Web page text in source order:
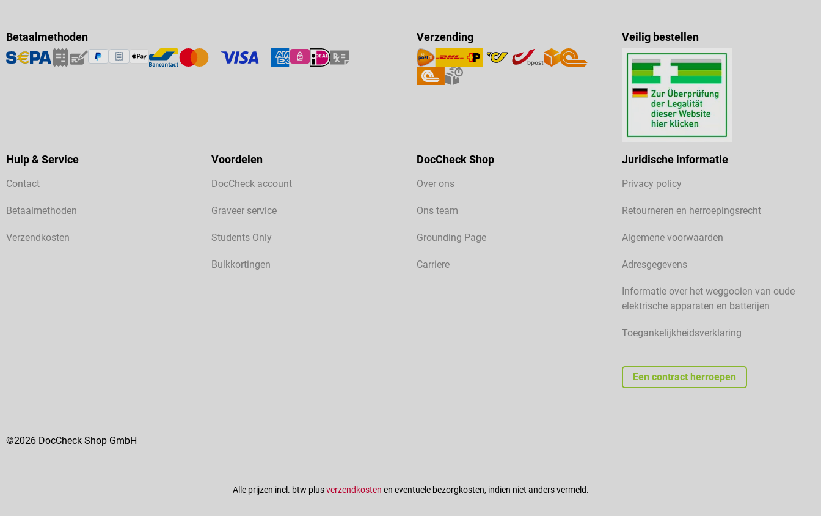
Betaalmethoden Verzending Veilig bestellen
Hulp & Service
Contact
Betaalmethoden
Verzendkosten
Voordelen
DocCheck account
Graveer service
Students Only
Bulkkortingen
DocCheck Shop
Over ons
Ons team
Grounding Page
Carriere
Juridische informatie
Privacy policy
Retourneren en herroepingsrecht
Algemene voorwaarden
Adresgegevens
Informatie over het weggooien van oude
elektrische apparaten en batterijen
Toegankelijkheidsverklaring
Een contract herroepen
©2026 DocCheck Shop GmbH
Alle prijzen incl. btw plusverzendkosten en eventuele bezorgkosten, indien niet anders vermeld.